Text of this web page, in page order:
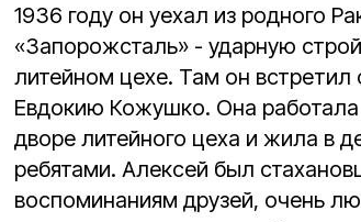
1936 году он уехал из родного
«Запорожсталь» - ударную
литейном цехе. Там он
Евдокию Кожушко. Она
дворе литейного цеха и жила в
ребятами. Алексей был
воспоминаниям друзей, очень